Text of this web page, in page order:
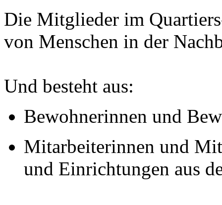
Die Mitglieder im
von Menschen in der
Und besteht aus:
Bewohnerinnen und
Mitarbeiterinnen und
und Einrichtungen aus